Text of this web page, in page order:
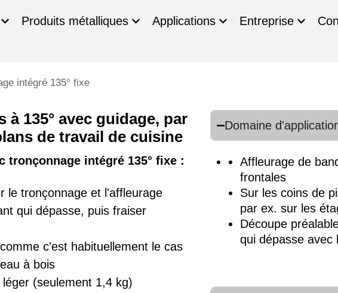
Produits métalliques Applications Entreprise
intégré 135° fixe
à 135° avec guidage, par
de travail de cuisine
tronçonnage intégré 135° fixe :
le tronçonnage et l'affleurage
qui dépasse, puis fraiser
c'est habituellement le cas
à bois
(seulement 1,4 kg)
Domaine
Affleurage de
frontales
Sur les coins de
par ex. sur les
Découpe
qui dépasse avec